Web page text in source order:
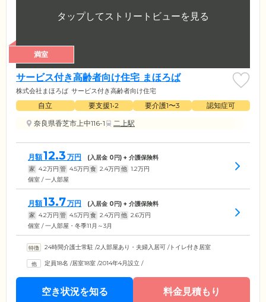
満室
サービス付き高齢者向け住宅 まほろば
株式会社まほろば サービス付き高齢者向け住宅
自立 要支援1•2 要介護1〜3
認知症可
奈良県香芝市上中116-1
二上駅
月額12.3 万円 (入居金 0円) + 介護保険料
家 4.2万円 管 4.5万円 食 2.4万円 他 1.2万円
個室 / 一人部屋
月額13.7万円 (入居金 0円) + 介護保険料
家 4.2万円 管 4.5万円 食 2.4万円 他 2.6万円
個室 / 一人部屋・冬季11月～3月
24時間介護士常駐 /2人部屋あり・夫婦入居可 /トイレ付き居室
定員18名 /居室18室 /2014年4月設立 /
空き状況を知る 料金見積もり